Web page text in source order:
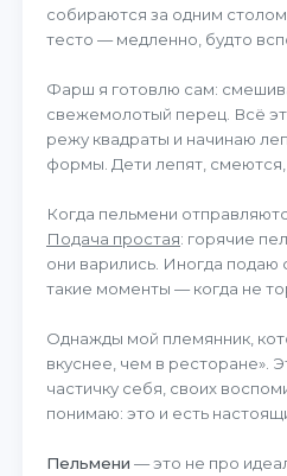
собираются за одним
тесто — медленно, будто
Фарш я готовлю сам:
свежемолотый перец. Всё
режу квадраты и начинаю
формы. Дети лепят, смеются,
Когда пельмени
Подача простая: горячие
они варились. Иногда
такие моменты — когда не
Однажды мой племянник,
вкуснее, чем в ресторане».
частичку себя, своих
понимаю: это и есть
Пельмени — это не про